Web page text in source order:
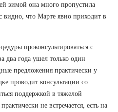
зимой она много пропустила
видно, что Марте явно приходит в
проконсультироваться с
два года ушел только один
предложения практически у
проводит консультации со
поддержкой в тяжелой
не встречается, есть на